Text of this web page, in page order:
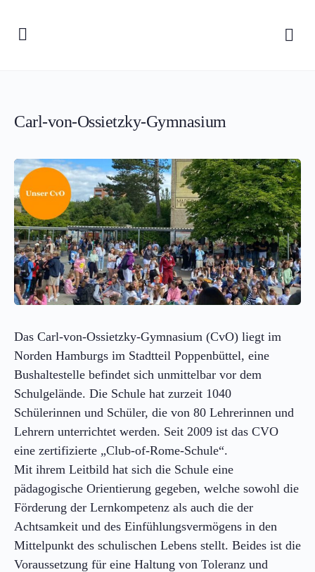
Carl-von-Ossietzky-Gymnasium
Das Carl-von-Ossietzky-Gymnasium (CvO) liegt im
Norden Hamburgs im Stadtteil Poppenbüttel, eine
Bushaltestelle befindet sich unmittelbar vor dem
Schulgelände. Die Schule hat zurzeit 1040
Schülerinnen und Schüler, die von 80 Lehrerinnen und
Lehrern unterrichtet werden. Seit 2009 ist das CVO
eine zertifizierte „Club-of-Rome-Schule“.
Mit ihrem Leitbild hat sich die Schule eine
pädagogische Orientierung gegeben, welche sowohl die
Förderung der Lernkompetenz als auch die der
Achtsamkeit und des Einfühlungsvermögens in den
Mittelpunkt des schulischen Lebens stellt. Beides ist die
Voraussetzung für eine Haltung von Toleranz und